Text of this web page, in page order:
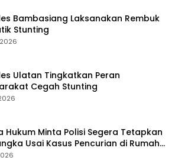
Bambasiang Laksanakan Rembuk
Stunting
Ulatan Tingkatkan Peran
Cegah Stunting
Hukum Minta Polisi Segera Tetapkan
Usai Kasus Pencurian di Rumah
Dewan Bantul di Sigi Naik